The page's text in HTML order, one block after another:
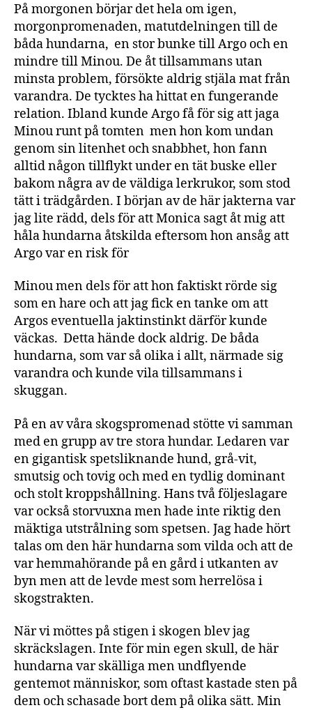
På morgonen börjar det hela om igen,
morgonpromenaden, matutdelningen till de
båda hundarna, en stor bunke till Argo och en
mindre till Minou. De åt tillsammans utan
minsta problem, försökte aldrig stjäla mat från
varandra. De tycktes ha hittat en fungerande
relation. Ibland kunde Argo få för sig att jaga
Minou runt på tomten men hon kom undan
genom sin litenhet och snabbhet, hon fann
alltid någon tillflykt under en tät buske eller
bakom några av de väldiga lerkrukor, som stod
tätt i trädgården. I början av de här jakterna var
jag lite rädd, dels för att Monica sagt åt mig att
håla hundarna åtskilda eftersom hon ansåg att
Argo var en risk för
Minou men dels för att hon faktiskt rörde sig
som en hare och att jag fick en tanke om att
Argos eventuella jaktinstinkt därför kunde
väckas. Detta hände dock aldrig. De båda
hundarna, som var så olika i allt, närmade sig
varandra och kunde vila tillsammans i
skuggan.
På en av våra skogspromenad stötte vi samman
med en grupp av tre stora hundar. Ledaren var
en gigantisk spetsliknande hund, grå-vit,
smutsig och tovig och med en tydlig dominant
och stolt kroppshållning. Hans två följeslagare
var också storvuxna men hade inte riktig den
mäktiga utstrålning som spetsen. Jag hade hört
talas om den här hundarna som vilda och att de
var hemmahörande på en gård i utkanten av
byn men att de levde mest som herrelösa i
skogstrakten.
När vi möttes på stigen i skogen blev jag
skräckslagen. Inte för min egen skull, de här
hundarna var skälliga men undflyende
gentemot människor, som oftast kastade sten på
dem och schasade bort dem på olika sätt. Min